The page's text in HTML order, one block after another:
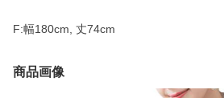
F:幅180cm, 丈74cm
商品画像